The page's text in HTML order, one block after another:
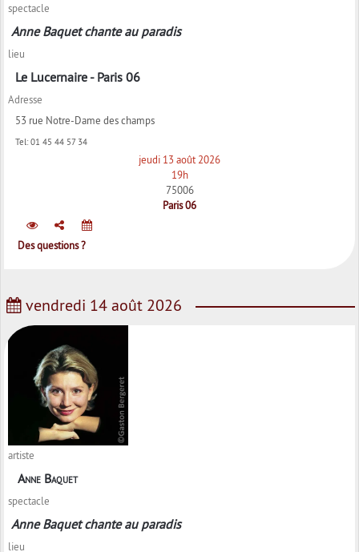
spectacle
Anne Baquet chante au paradis
lieu
Le Lucernaire - Paris 06
Adresse
53 rue Notre-Dame des champs
Tel: 01 45 44 57 34
jeudi 13 août 2026
19h
75006
Paris 06
Des questions ?
vendredi 14 août 2026
artiste
Anne Baquet
spectacle
Anne Baquet chante au paradis
lieu